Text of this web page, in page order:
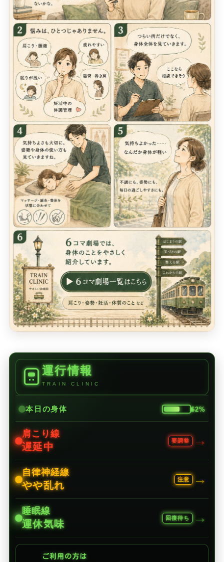
運行情報
TRAIN CLINIC
本日の身体 62%
肩こり線
遅延中
要調整 →
自律神経線
やや乱れ
注意 →
睡眠線
運休気味
回復待ち →
ご利用の方は